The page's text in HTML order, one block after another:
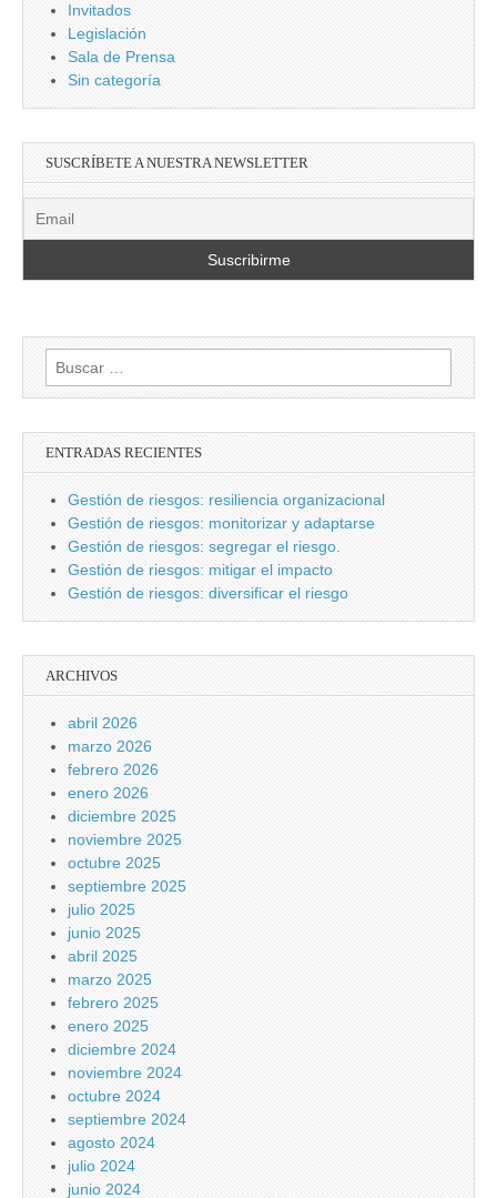
Invitados
Legislación
Sala de Prensa
Sin categoría
SUSCRÍBETE A NUESTRA NEWSLETTER
Buscar:
ENTRADAS RECIENTES
Gestión de riesgos: resiliencia organizacional
Gestión de riesgos: monitorizar y adaptarse
Gestión de riesgos: segregar el riesgo.
Gestión de riesgos: mitigar el impacto
Gestión de riesgos: diversificar el riesgo
ARCHIVOS
abril 2026
marzo 2026
febrero 2026
enero 2026
diciembre 2025
noviembre 2025
octubre 2025
septiembre 2025
julio 2025
junio 2025
abril 2025
marzo 2025
febrero 2025
enero 2025
diciembre 2024
noviembre 2024
octubre 2024
septiembre 2024
agosto 2024
julio 2024
junio 2024